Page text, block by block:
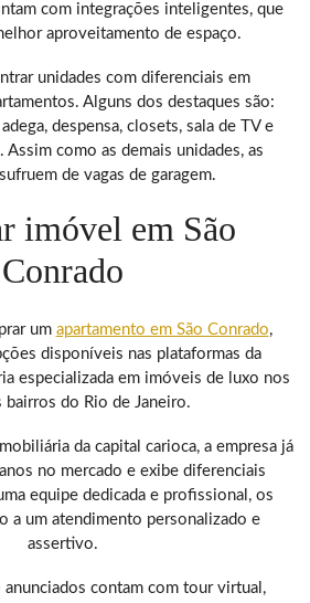
com integrações inteligentes, que
aproveitamento de espaço.
unidades com diferenciais em
Alguns dos destaques são:
despensa, closets, sala de TV e
Assim como as demais unidades, as
de vagas de garagem.
imóvel em São
Conrado
um apartamento em São Conrado,
disponíveis nas plataformas da
especializada em imóveis de luxo nos
bairros do Rio de Janeiro.
da capital carioca, a empresa já
no mercado e exibe diferenciais
equipe dedicada e profissional, os
a um atendimento personalizado e
assertivo.
contam com tour virtual,